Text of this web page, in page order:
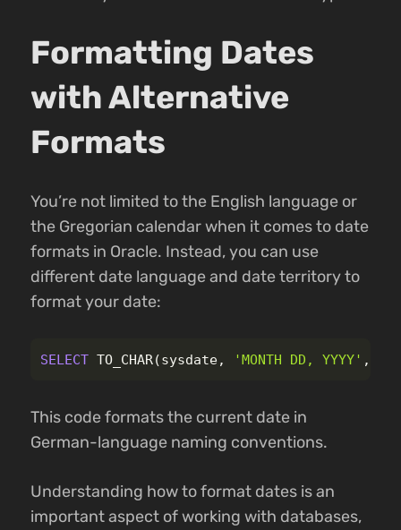
Formatting Dates
with Alternative
Formats
You’re not limited to the English language or
the Gregorian calendar when it comes to date
formats in Oracle. Instead, you can use
different date language and date territory to
format your date:
SELECT TO_CHAR(sysdate, 'MONTH DD, YYYY' ,
This code formats the current date in
German-language naming conventions.
Understanding how to format dates is an
important aspect of working with databases,